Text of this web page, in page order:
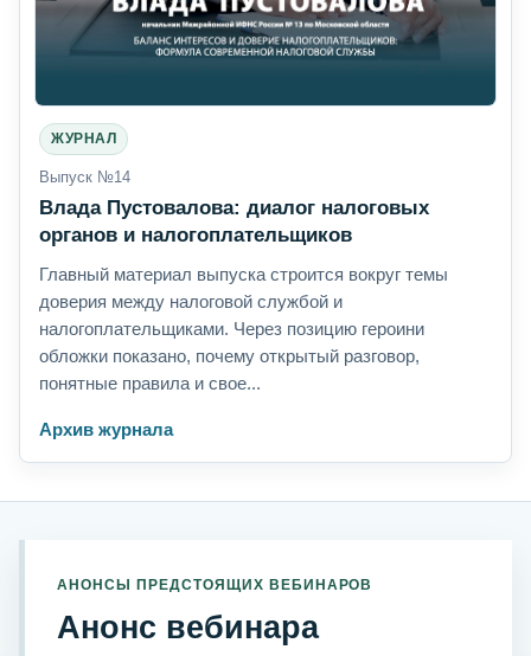
ЖУРНАЛ
Выпуск №14
Влада Пустовалова: диалог налоговых
органов и налогоплательщиков
Главный материал выпуска строится вокруг темы
доверия между налоговой службой и
налогоплательщиками. Через позицию героини
обложки показано, почему открытый разговор,
понятные правила и свое...
Архив журнала
АНОНСЫ ПРЕДСТОЯЩИХ ВЕБИНАРОВ
Анонс вебинара